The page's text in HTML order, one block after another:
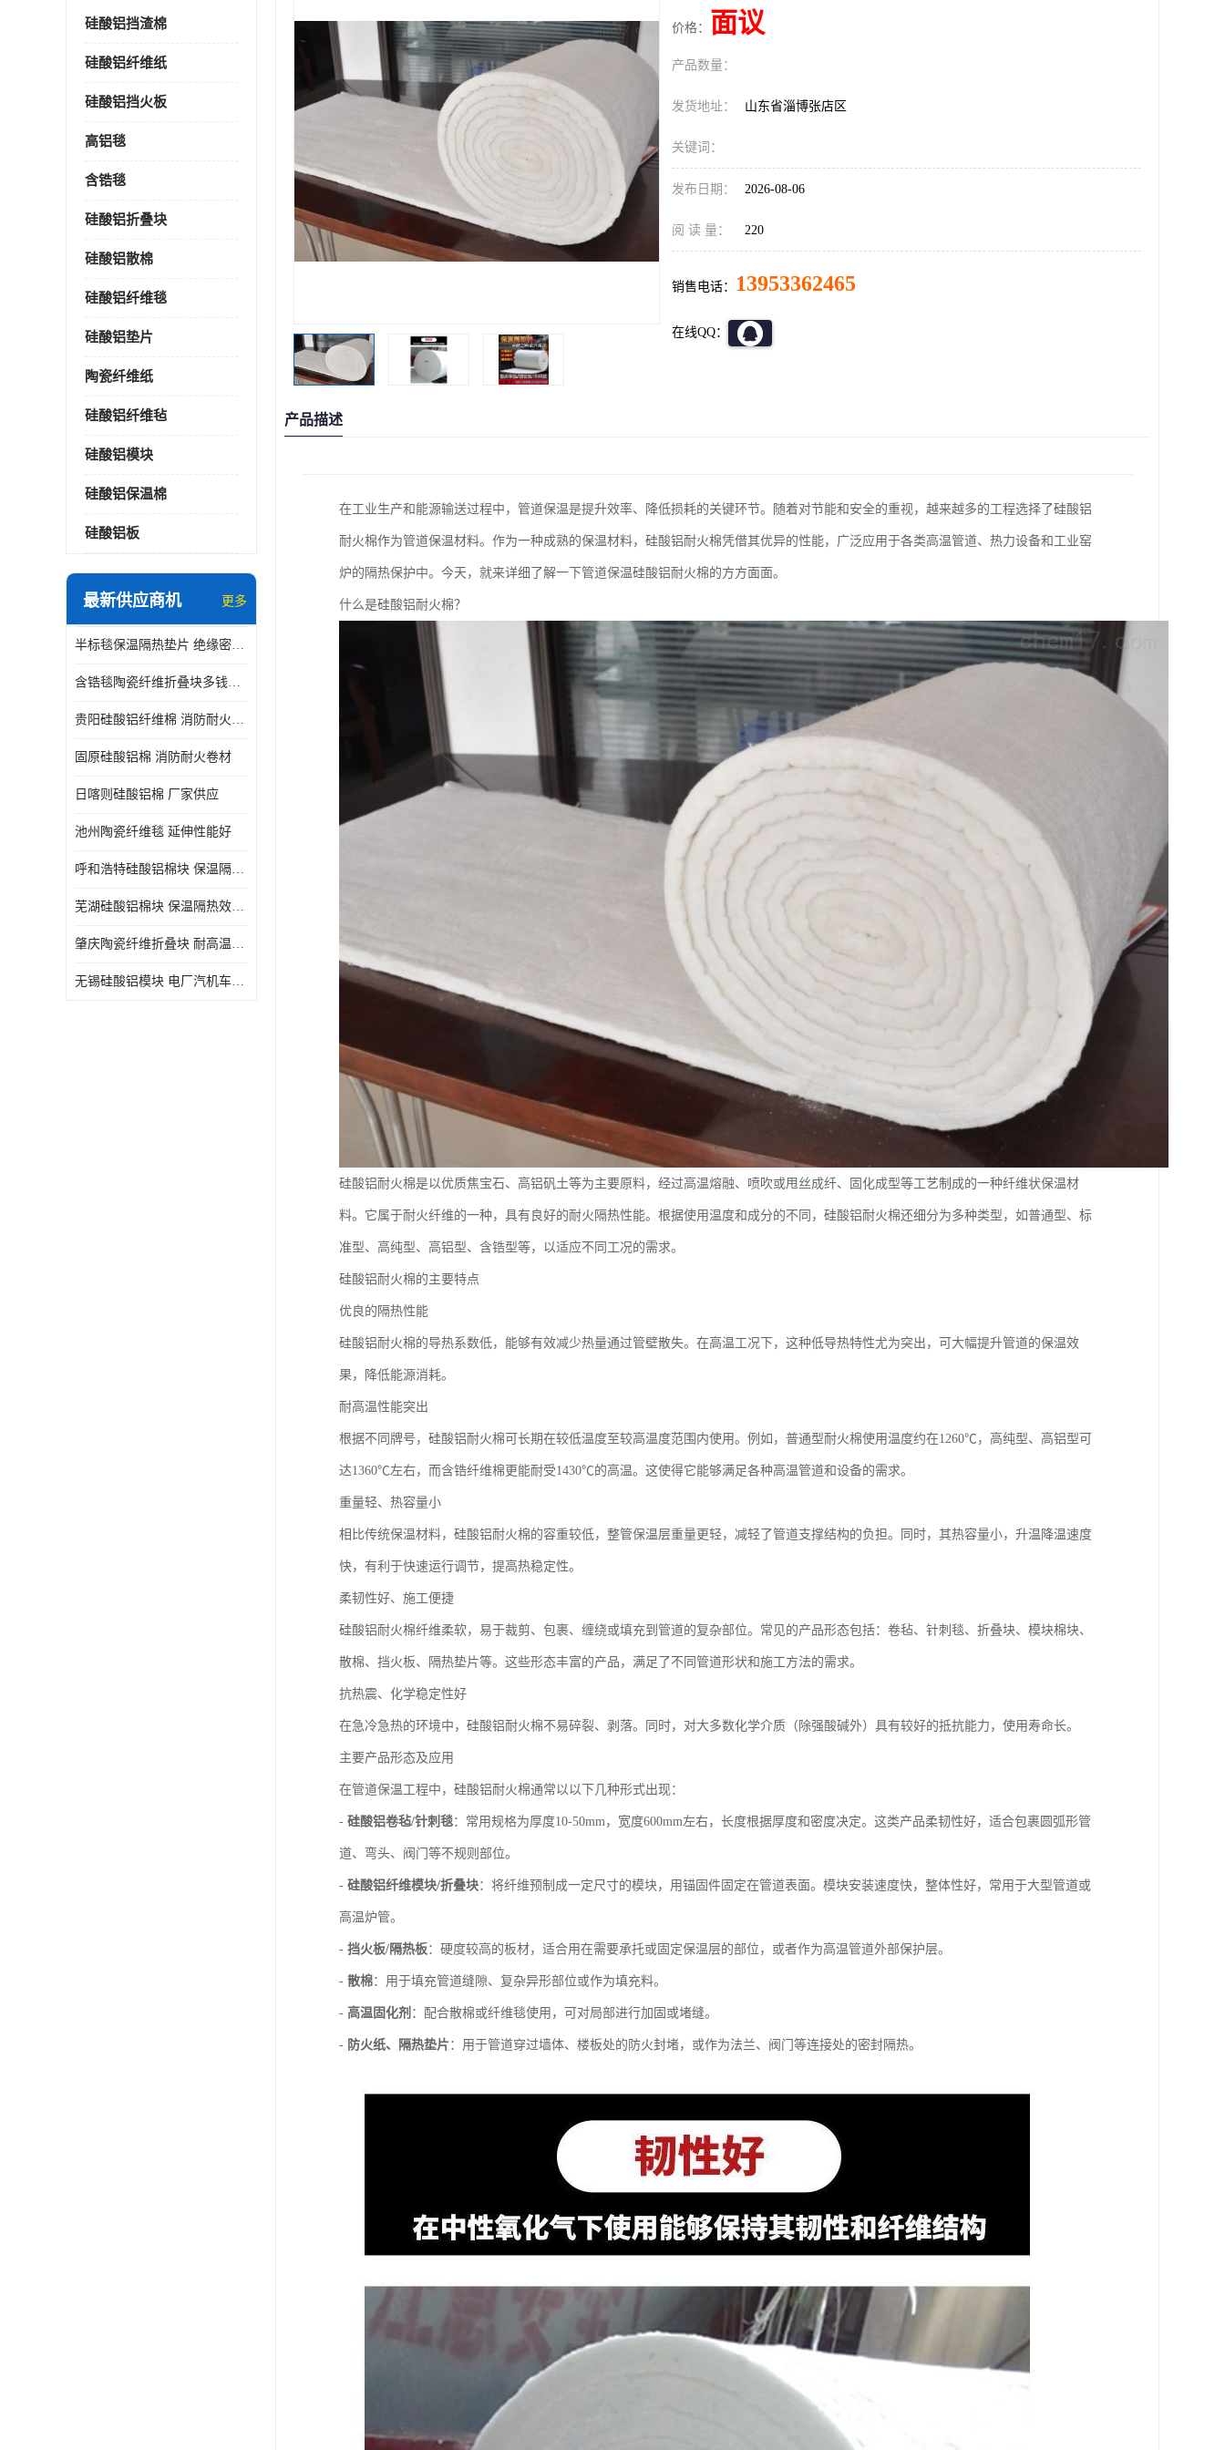
硅酸铝挡渣棉
硅酸铝纤维纸
硅酸铝挡火板
高铝毯
含锆毯
硅酸铝折叠块
硅酸铝散棉
硅酸铝纤维毯
硅酸铝垫片
陶瓷纤维纸
硅酸铝纤维毡
硅酸铝模块
硅酸铝保温棉
硅酸铝板
最新供应商机 更多
半标毯保温隔热垫片 绝缘密封垫片
含锆毯陶瓷纤维折叠块多钱一立方 硅酸铝模块
贵阳硅酸铝纤维棉 消防耐火卷材
固原硅酸铝棉 消防耐火卷材
日喀则硅酸铝棉 厂家供应
池州陶瓷纤维毯 延伸性能好
呼和浩特硅酸铝棉块 保温隔热效果好
芜湖硅酸铝棉块 保温隔热效果好
肇庆陶瓷纤维折叠块 耐高温阻燃 抗撕裂 质地硬
无锡硅酸铝模块 电厂汽机车间设备管道保温用硅酸铝棉
价格： 面议
产品数量：
发货地址： 山东省淄博张店区
关键词：
发布日期： 2026-08-06
阅 读 量： 220
销售电话： 13953362465
在线QQ：
产品描述
在工业生产和能源输送过程中，管道保温是提升效率、降低损耗的关键环节。随着对节能和安全的重视，越来越多的工程选择了硅酸铝
耐火棉作为管道保温材料。作为一种成熟的保温材料，硅酸铝耐火棉凭借其优异的性能，广泛应用于各类高温管道、热力设备和工业窑
炉的隔热保护中。今天，就来详细了解一下管道保温硅酸铝耐火棉的方方面面。
什么是硅酸铝耐火棉？
硅酸铝耐火棉是以优质焦宝石、高铝矾土等为主要原料，经过高温熔融、喷吹或甩丝成纤、固化成型等工艺制成的一种纤维状保温材
料。它属于耐火纤维的一种，具有良好的耐火隔热性能。根据使用温度和成分的不同，硅酸铝耐火棉还细分为多种类型，如普通型、标
准型、高纯型、高铝型、含锆型等，以适应不同工况的需求。
硅酸铝耐火棉的主要特点
优良的隔热性能
硅酸铝耐火棉的导热系数低，能够有效减少热量通过管壁散失。在高温工况下，这种低导热特性尤为突出，可大幅提升管道的保温效
果，降低能源消耗。
耐高温性能突出
根据不同牌号，硅酸铝耐火棉可长期在较低温度至较高温度范围内使用。例如，普通型耐火棉使用温度约在1260℃，高纯型、高铝型可
达1360℃左右，而含锆纤维棉更能耐受1430℃的高温。这使得它能够满足各种高温管道和设备的需求。
重量轻、热容量小
相比传统保温材料，硅酸铝耐火棉的容重较低，整管保温层重量更轻，减轻了管道支撑结构的负担。同时，其热容量小，升温降温速度
快，有利于快速运行调节，提高热稳定性。
柔韧性好、施工便捷
硅酸铝耐火棉纤维柔软，易于裁剪、包裹、缠绕或填充到管道的复杂部位。常见的产品形态包括：卷毡、针刺毯、折叠块、模块棉块、
散棉、挡火板、隔热垫片等。这些形态丰富的产品，满足了不同管道形状和施工方法的需求。
抗热震、化学稳定性好
在急冷急热的环境中，硅酸铝耐火棉不易碎裂、剥落。同时，对大多数化学介质（除强酸碱外）具有较好的抵抗能力，使用寿命长。
主要产品形态及应用
在管道保温工程中，硅酸铝耐火棉通常以以下几种形式出现：
- 硅酸铝卷毡/针刺毯：常用规格为厚度10-50mm，宽度600mm左右，长度根据厚度和密度决定。这类产品柔韧性好，适合包裹圆弧形管
道、弯头、阀门等不规则部位。
- 硅酸铝纤维模块/折叠块：将纤维预制成一定尺寸的模块，用锚固件固定在管道表面。模块安装速度快，整体性好，常用于大型管道或
高温炉管。
- 挡火板/隔热板：硬度较高的板材，适合用在需要承托或固定保温层的部位，或者作为高温管道外部保护层。
- 散棉：用于填充管道缝隙、复杂异形部位或作为填充料。
- 高温固化剂 ：配合散棉或纤维毯使用，可对局部进行加固或堵缝。
- 防火纸、隔热垫片：用于管道穿过墙体、楼板处的防火封堵，或作为法兰、阀门等连接处的密封隔热。